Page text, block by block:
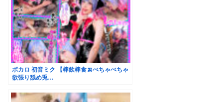
ボカロ 初音ミク 【棒飲棒食🍌ぺちゃぺちゃ
欲張り舐め兎…